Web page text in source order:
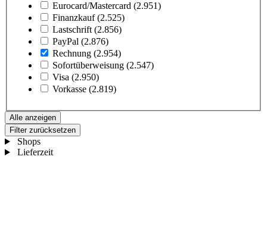
Eurocard/Mastercard (2.951)
Finanzkauf (2.525)
Lastschrift (2.856)
PayPal (2.876)
Rechnung (2.954)
Sofortüberweisung (2.547)
Visa (2.950)
Vorkasse (2.819)
Alle anzeigen
Filter zurücksetzen
Shops
Lieferzeit